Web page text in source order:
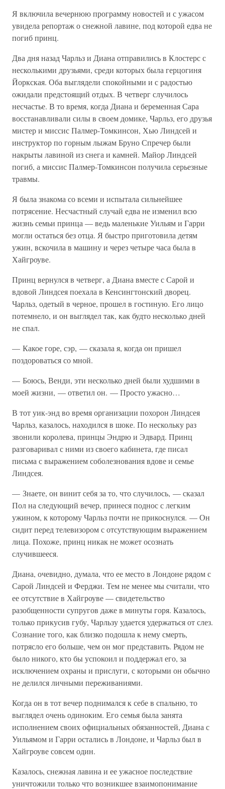
Я включила вечернюю программу новостей и с ужасом
увидела репортаж о снежной лавине, под которой едва не
погиб принц.
Два дня назад Чарльз и Диана отправились в Клостерс с
несколькими друзьями, среди которых была герцогиня
Йоркская. Оба выглядели спокойными и с радостью
ожидали предстоящий отдых. В четверг случилось
несчастье. В то время, когда Диана и беременная Сара
восстанавливали силы в своем домике, Чарльз, его друзья
мистер и миссис Палмер-Томкинсон, Хью Линдсей и
инструктор по горным лыжам Бруно Спречер были
накрыты лавиной из снега и камней. Майор Линдсей
погиб, а миссис Палмер-Томкинсон получила серьезные
травмы.
Я была знакома со всеми и испытала сильнейшее
потрясение. Несчастный случай едва не изменил всю
жизнь семьи принца — ведь маленькие Уильям и Гарри
могли остаться без отца. Я быстро приготовила детям
ужин, вскочила в машину и через четыре часа была в
Хайгроуве.
Принц вернулся в четверг, а Диана вместе с Сарой и
вдовой Линдсея поехала в Кенсингтонский дворец.
Чарльз, одетый в черное, прошел в гостиную. Его лицо
потемнело, и он выглядел так, как будто несколько дней
не спал.
— Какое горе, сэр, — сказала я, когда он пришел
поздороваться со мной.
— Боюсь, Венди, эти несколько дней были худшими в
моей жизни, — ответил он. — Просто ужасно…
В тот уик-энд во время организации похорон Линдсея
Чарльз, казалось, находился в шоке. По нескольку раз
звонили королева, принцы Эндрю и Эдвард. Принц
разговаривал с ними из своего кабинета, где писал
письма с выражением соболезнования вдове и семье
Линдсея.
— Знаете, он винит себя за то, что случилось, — сказал
Пол на следующий вечер, принеся поднос с легким
ужином, к которому Чарльз почти не прикоснулся. — Он
сидит перед телевизором с отсутствующим выражением
лица. Похоже, принц никак не может осознать
случившееся.
Диана, очевидно, думала, что ее место в Лондоне рядом с
Сарой Линдсей и Ферджи. Тем не менее мы считали, что
ее отсутствие в Хайгроуве — свидетельство
разобщенности супругов даже в минуты горя. Казалось,
только прикусив губу, Чарльзу удается удержаться от слез.
Сознание того, как близко подошла к нему смерть,
потрясло его больше, чем он мог представить. Рядом не
было никого, кто бы успокоил и поддержал его, за
исключением охраны и прислуги, с которыми он обычно
не делился личными переживаниями.
Когда он в тот вечер поднимался к себе в спальню, то
выглядел очень одиноким. Его семья была занята
исполнением своих официальных обязанностей, Диана с
Уильямом и Гарри остались в Лондоне, и Чарльз был в
Хайгроуве совсем один.
Казалось, снежная лавина и ее ужасное последствие
уничтожили только что возникшее взаимопонимание